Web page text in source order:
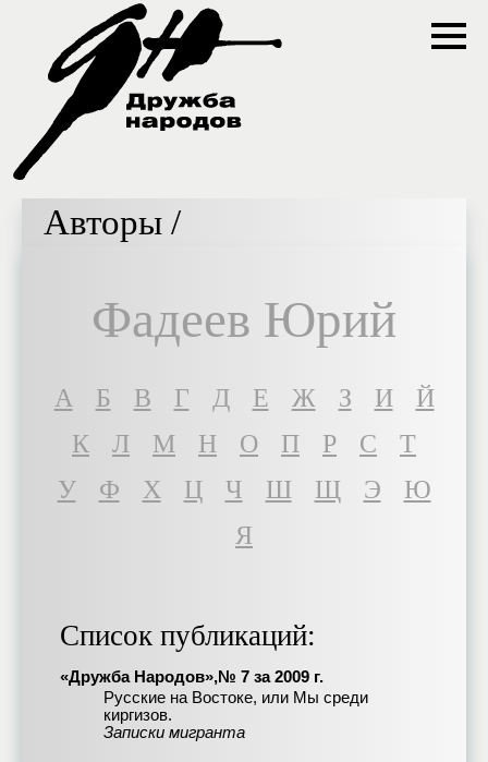
Авторы /
Фадеев Юрий
A Б В Г Д Е Ж З И
Й
К
Л М Н О П Р С
Т
У
Ф Х Ц Ч Ш Щ Э
Ю
Я
Список публикаций:
«Дружба Народов»,№ 7 за 2009 г.
Русские на Востоке, или Мы среди
киргизов.
Записки мигранта